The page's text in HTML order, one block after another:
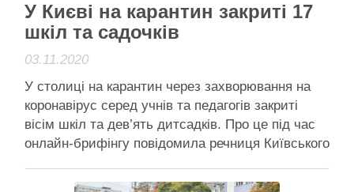
У Києві на карантин закриті 17
шкіл та садочків
03.11.2020
У столиці на карантин через захворювання на
коронавірус серед учнів та педагогів закриті
вісім шкіл та дев’ять дитсадків. Про це під час
онлайн-брифінгу повідомила речниця Київського
«На карантин у Києві залишаються зачиненими